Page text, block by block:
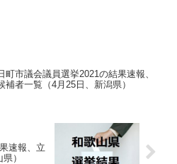
町市議会議員選挙2021の結果速報、
補者一覧（4月25日、新潟県）
速報、立
）